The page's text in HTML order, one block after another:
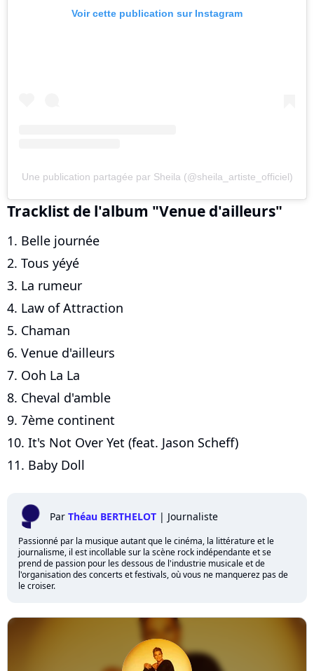
Voir cette publication sur Instagram
Une publication partagée par Sheila (@sheila_artiste_officiel)
Tracklist de l'album "Venue d'ailleurs"
1. Belle journée
2. Tous yéyé
3. La rumeur
4. Law of Attraction
5. Chaman
6. Venue d'ailleurs
7. Ooh La La
8. Cheval d'amble
9. 7ème continent
10. It's Not Over Yet (feat. Jason Scheff)
11. Baby Doll
Par Théau BERTHELOT | Journaliste
Passionné par la musique autant que le cinéma, la littérature et le
journalisme, il est incollable sur la scène rock indépendante et se
prend de passion pour les dessous de l'industrie musicale et de
l'organisation des concerts et festivals, où vous ne manquerez pas de
le croiser.